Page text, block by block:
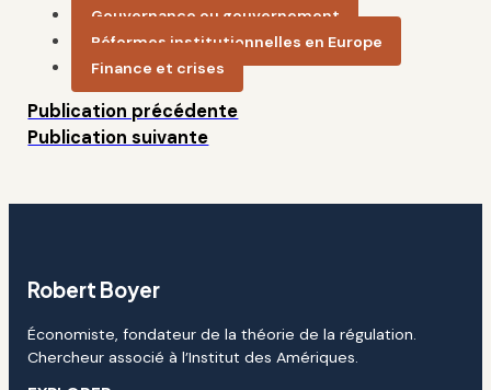
Gouvernance ou gouvernement
Réformes institutionnelles en Europe
Finance et crises
Publication précédente
Publication suivante
Robert Boyer
Économiste, fondateur de la théorie de la régulation.
Chercheur associé à l’Institut des Amériques.